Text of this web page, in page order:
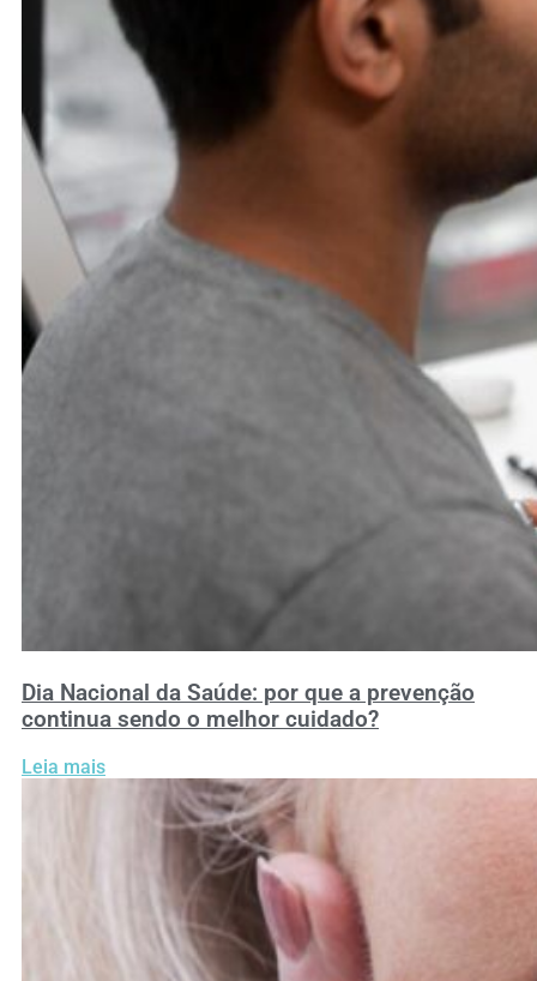
Dia Nacional da Saúde: por que a prevenção
continua sendo o melhor cuidado?
Leia mais